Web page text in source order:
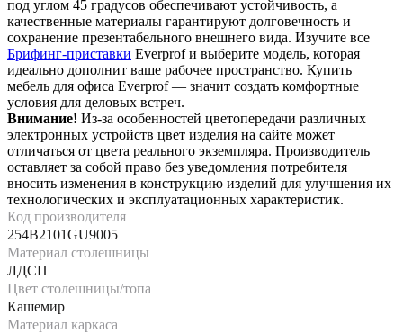
под углом 45 градусов обеспечивают устойчивость, а
качественные материалы гарантируют долговечность и
сохранение презентабельного внешнего вида. Изучите все
Брифинг-приставки Everprof и выберите модель, которая
идеально дополнит ваше рабочее пространство. Купить
мебель для офиса Everprof — значит создать комфортные
условия для деловых встреч.
Внимание! Из-за особенностей цветопередачи различных
электронных устройств цвет изделия на сайте может
отличаться от цвета реального экземпляра. Производитель
оставляет за собой право без уведомления потребителя
вносить изменения в конструкцию изделий для улучшения их
технологических и эксплуатационных характеристик.
Код производителя
254В2101GU9005
Материал столешницы
ЛДСП
Цвет столешницы/топа
Кашемир
Материал каркаса